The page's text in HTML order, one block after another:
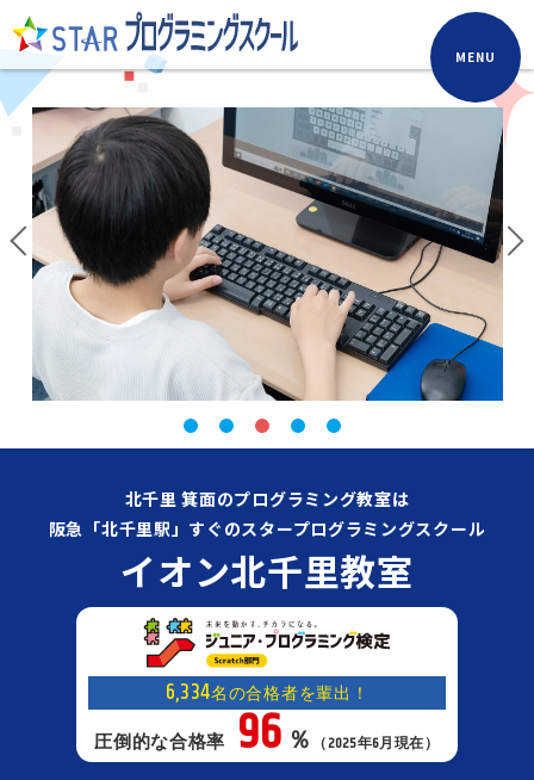
MENU
北千里 箕面のプログラミング教室は
阪急「北千里駅」すぐのスタープログラミングスクール
イオン北千里教室
6,334名の合格者を輩出！
圧倒的な合格率 96 ％ （2025年6月現在）